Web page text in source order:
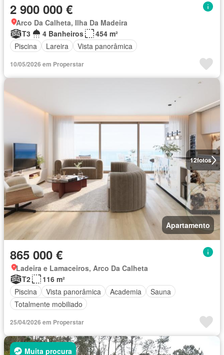
2 900 000 €
Arco Da Calheta, Ilha Da Madeira
T3
4 Banheiros
454 m²
Piscina
Lareira Vista panorâmica
10/05/2026 em Properstar
12fotos
Apartamento
865 000 €
Ladeira e Lamaceiros, Arco Da Calheta
T2
116 m²
Piscina
Vista panorâmica Academia
Sauna
Totalmente mobiliado
25/04/2026 em Properstar
Muita procura